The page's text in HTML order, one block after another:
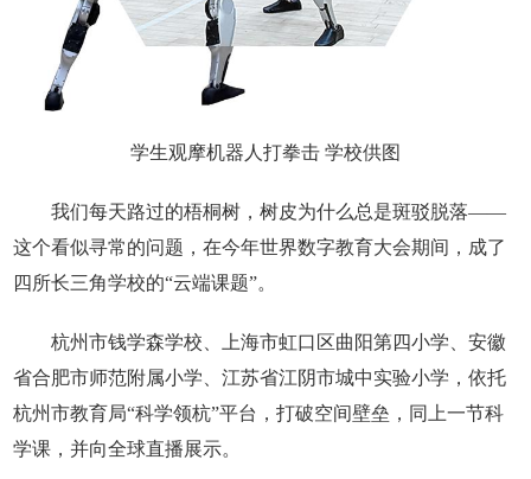
学生观摩机器人打拳击 学校供图
我们每天路过的梧桐树，树皮为什么总是斑驳脱落——
这个看似寻常的问题，在今年世界数字教育大会期间，成了
四所长三角学校的“云端课题”。
杭州市钱学森学校、上海市虹口区曲阳第四小学、安徽
省合肥市师范附属小学、江苏省江阴市城中实验小学，依托
杭州市教育局“科学领杭”平台，打破空间壁垒，同上一节科
学课，并向全球直播展示。